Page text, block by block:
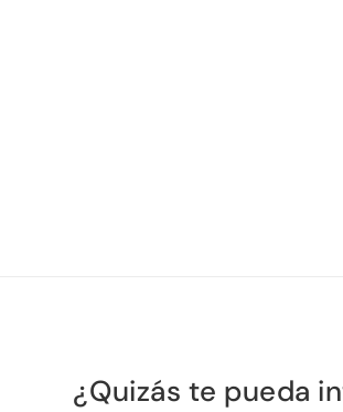
¿Quizás te pueda